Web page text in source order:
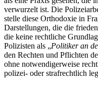
verwurzelt ist. Die
stelle diese Orthodoxie in
Darstellungen, die die
die keine rechtliche
Polizisten als „Politiker an
den Rechten und Pflichten
ohne notwendigerweise
polizei- oder strafrechtlich